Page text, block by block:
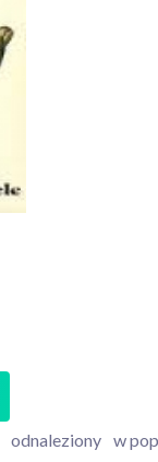
odnaleziony w